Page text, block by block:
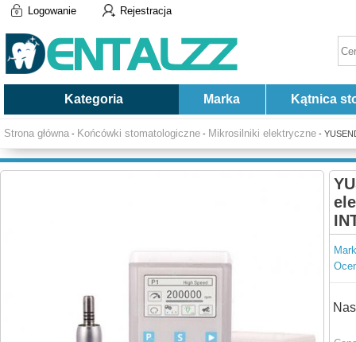
Logowanie Rejestracja
Kategoria Marka Kątnica
Strona główna - Końcówki stomatologiczne - Mikrosilniki elektryczne -